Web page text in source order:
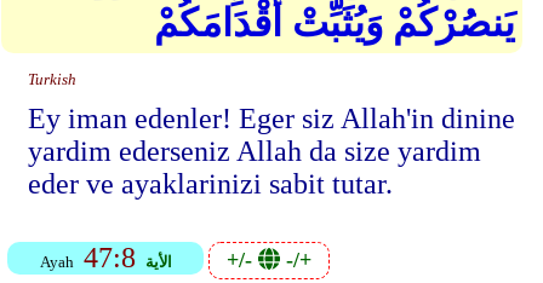
يَنصُرْكُمْ وَيُثَبِّتْ أَقْدَامَكُمْ
Turkish
Ey iman edenler! Eger siz Allah'in dinine
yardim ederseniz Allah da size yardim
eder ve ayaklarinizi sabit tutar.
Ayah 47:8 الأية +/- -/+